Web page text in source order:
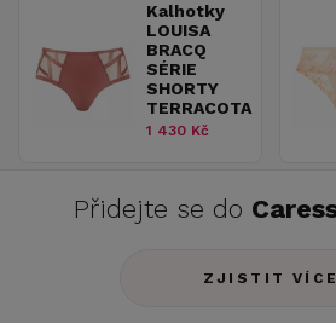
Kalhotky
LOUISA
BRACQ
SÉRIE
SHORTY
TERRACOTA
1 430 Kč
Přidejte se do
ZJISTIT VÍCE